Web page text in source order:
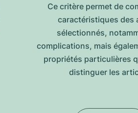
Ce critère permet de
caractéristiques des
sélectionnés,
complications, mais
propriétés particulières
distinguer les